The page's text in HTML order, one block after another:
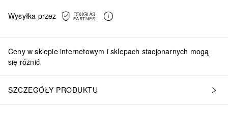
Wysyłka przez
Ceny w sklepie internetowym i sklepach stacjonarnych mogą
się różnić
SZCZEGÓŁY PRODUKTU